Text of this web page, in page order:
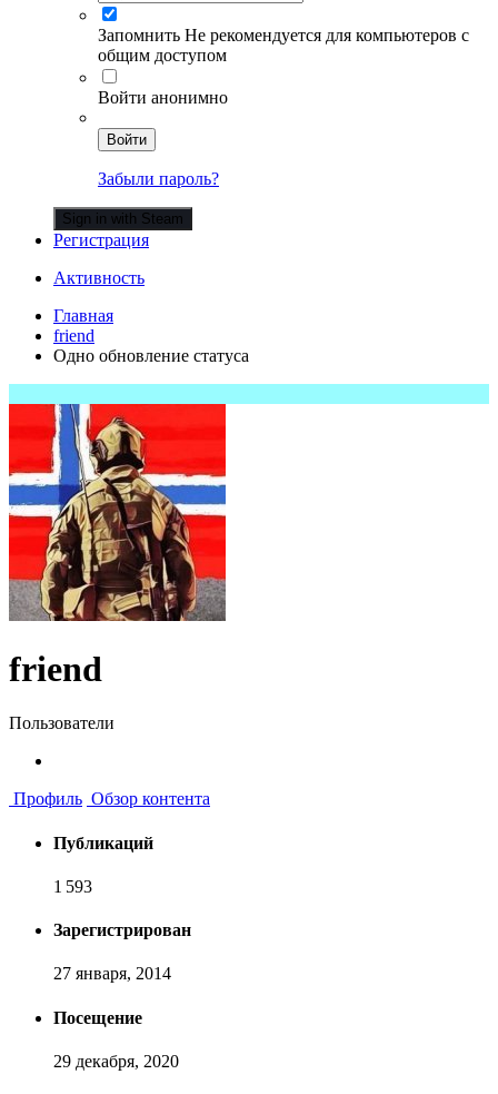
Запомнить Не рекомендуется для компьютеров с
общим доступом
Войти анонимно
Войти
Забыли пароль?
Sign in with Steam
Регистрация
Активность
Главная
friend
Одно обновление статуса
friend
Пользователи
Профиль Обзор контента
Публикаций
1 593
Зарегистрирован
27 января, 2014
Посещение
29 декабря, 2020